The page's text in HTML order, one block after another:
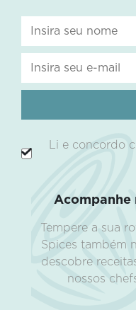
Li e concordo
Acompanhe
Tempere a sua
Spices também
descobre
nossos